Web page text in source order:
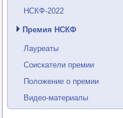
НСКФ-2022
Премия НСКФ
Лауреаты
Соискатели премии
Положение о премии
Видео-материалы